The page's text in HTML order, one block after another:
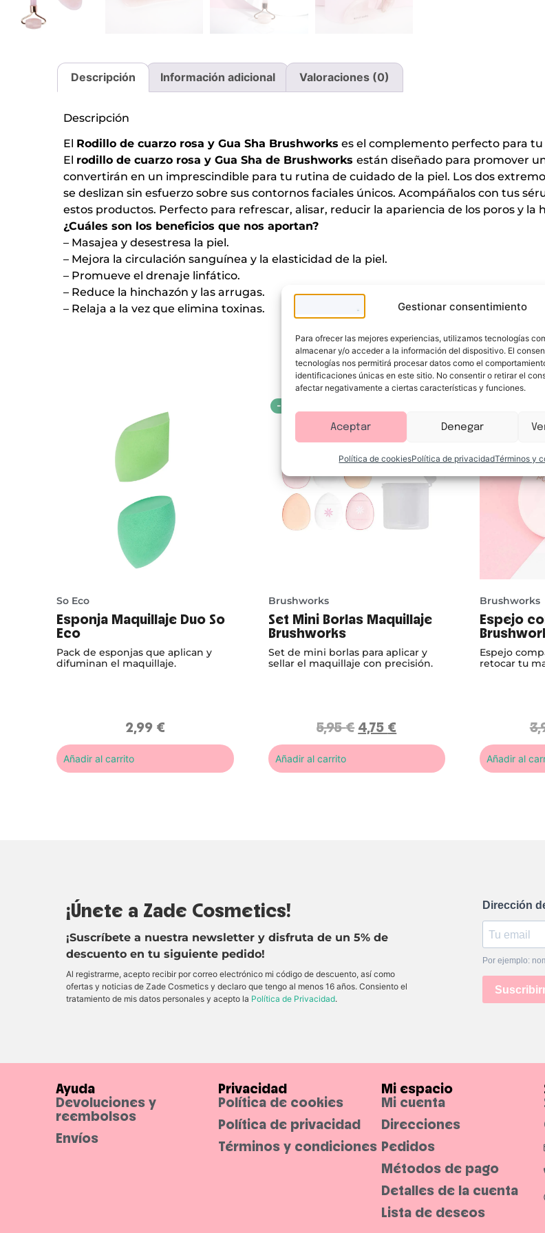
Gestionar consentimiento
Para ofrecer las mejores experiencias, utilizamos tecnologías
almacenar y/o acceder a la información del dispositivo. El
tecnologías nos permitirá procesar datos como el
identificaciones únicas en este sitio. No consentir o retirar el
afectar negativamente a ciertas características y funciones.
Aceptar Denegar
Política de cookiesPolítica de privacidadTérminos y
Descripción Información adicional Valoraciones (0)
Descripción
El Rodillo de cuarzo rosa y Gua Sha Brushworks es el complemento perfecto para
El rodillo de cuarzo rosa y Gua Sha de Brushworks están diseñado para promover
convertirán en un imprescindible para tu rutina de cuidado de la piel. Los dos
se deslizan sin esfuerzo sobre sus contornos faciales únicos. Acompáñalos con tus
estos productos. Perfecto para refrescar, alisar, reducir la apariencia de los poros y
¿Cuáles son los beneficios que nos aportan?
– Masajea y desestresa la piel.
– Mejora la circulación sanguínea y la elasticidad de la piel.
– Promueve el drenaje linfático.
– Reduce la hinchazón y las arrugas.
– Relaja a la vez que elimina toxinas.
Te puede
So Eco
Esponja Maquillaje Duo So
Eco
Pack de esponjas que aplican y
difuminan el maquillaje.
2,99 €
Añadir al carrito
-20%
Brushworks
Set Mini Borlas Maquillaje
Brushworks
Set de mini borlas para aplicar y
sellar el maquillaje con precisión.
5,95€ 4,75 €
Añadir al carrito
Brushworks
Espejo
Espejo
retocar tu
Añadir al
¡Únete a Zade Cosmetics!
¡Suscríbete a nuestra newsletter y disfruta de un 5% de
descuento en tu siguiente pedido!
Al registrarme, acepto recibir por correo electrónico mi código de descuento, así como
ofertas y noticias de Zade Cosmetics y declaro que tengo al menos 16 años. Consiento el
tratamiento de mis datos personales y acepto la Política de Privacidad.
Dirección
Por ejemplo:
Ayuda
Devoluciones y
reembolsos
Envíos
Privacidad
Política de cookies
Política de privacidad
Términos y condiciones
Mi espacio
Mi cuenta
Direcciones
Pedidos
Métodos de pago
Detalles de la cuenta
Lista de deseos